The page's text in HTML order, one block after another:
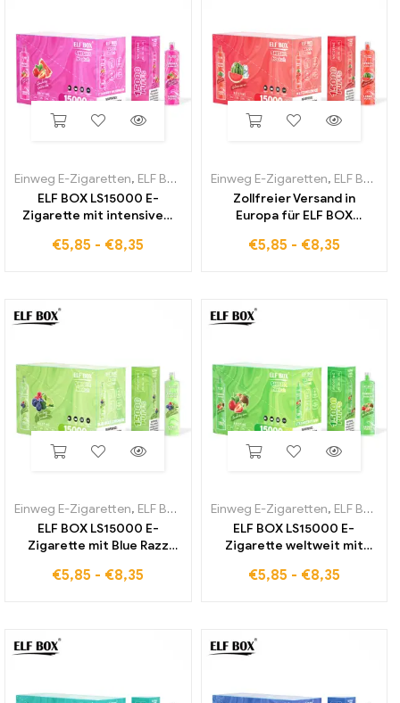
Einweg E-Zigaretten, ELF BOX LS15000
ELF BOX LS15000 E-
Zigarette mit intensivem
Geschmack und
€5,85 - €8,35
Einweg E-Zigaretten, ELF BOX LS15000
Zollfreier Versand in
Europa für ELF BOX
Watermelon Ice
€5,85 - €8,35
Einweg E-Zigaretten, ELF BOX LS15000
ELF BOX LS15000 E-
Zigarette mit Blue Razz
günstigen
€5,85 - €8,35
Einweg E-Zigaretten, ELF BOX LS15000
ELF BOX LS15000 E-
Zigarette weltweit mit
Geschmack im Verkauf
€5,85 - €8,35